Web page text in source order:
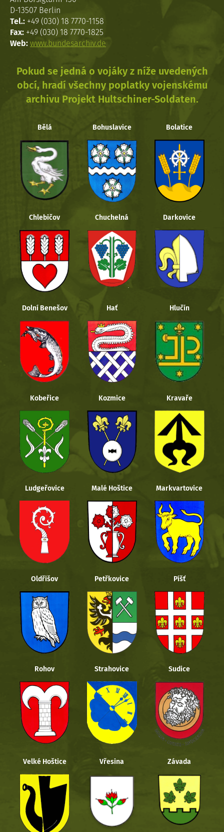
D-13507 Berlin
Tel.: +49 (030) 18 7770-1158
Fax: +49 (030) 18 7770-1825
Web: www.bundesarchiv.de
Pokud se jedná o vojáky z níže uvedených
obcí, hradí všechny poplatky vojenskému
archivu Projekt Hultschiner-Soldaten.
Bělá Bohuslavice Bolatice
Chlebičov Chuchelná Darkovice
Dolní Benešov Hať Hlučín
Kobeřice Kozmice Kravaře
Ludgeřovice Malé Hoštice Markvartovice
Oldřišov Petřkovice Píšť
Rohov Strahovice Sudice
Velké Hoštice Vřesina Závada